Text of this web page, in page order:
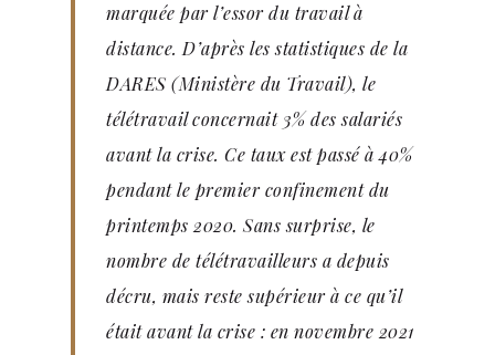
marquée par l’essor du travail à
distance. D’après les statistiques de la
DARES (Ministère du Travail), le
télétravail concernait 3% des salariés
avant la crise. Ce taux est passé à 40%
pendant le premier confinement du
printemps 2020. Sans surprise, le
nombre de télétravailleurs a depuis
décru, mais reste supérieur à ce qu’il
était avant la crise : en novembre 2021